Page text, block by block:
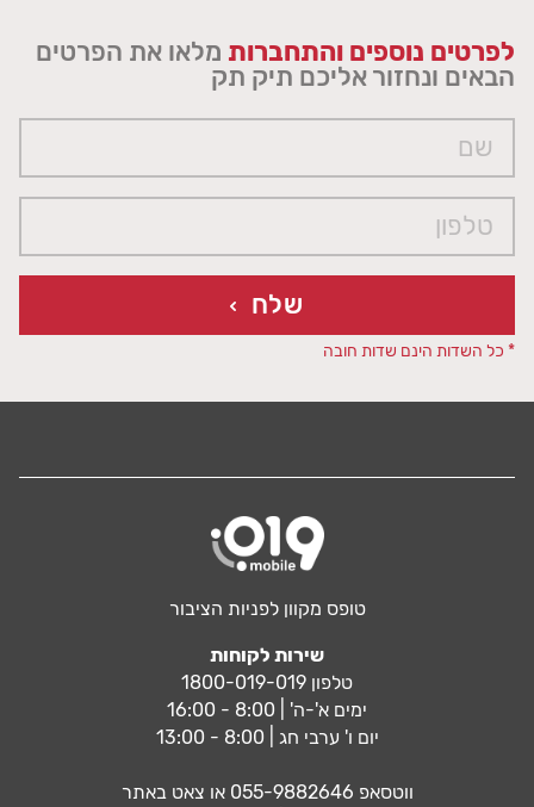
לפרטים נוספים והתחברות מלאו את הפרטים
הבאים ונחזור אליכם תיק תק
שלח
* כל השדות הינם שדות חובה
טופס מקוון לפניות הציבור
שירות לקוחות
טלפון 1800-019-019
ימים א'-ה' | 8:00 - 16:00
יום ו' ערבי חג | 8:00 - 13:00
ווטסאפ 055-9882646 או צאט באתר